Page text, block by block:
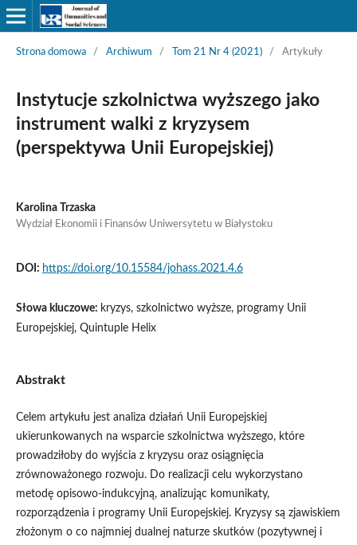
Strona domowa / Archiwum / Tom 21 Nr 4 (2021) / Artykuły
Instytucje szkolnictwa wyższego jako
instrument walki z kryzysem
(perspektywa Unii Europejskiej)
Karolina Trzaska
Wydział Ekonomii i Finansów Uniwersytetu w Białystoku
DOI: https://doi.org/10.15584/johass.2021.4.6
Słowa kluczowe: kryzys, szkolnictwo wyższe, programy Unii
Europejskiej, Quintuple Helix
Abstrakt
Celem artykułu jest analiza działań Unii Europejskiej
ukierunkowanych na wsparcie szkolnictwa wyższego, które
prowadziłoby do wyjścia z kryzysu oraz osiągnięcia
zrównoważonego rozwoju. Do realizacji celu wykorzystano
metodę opisowo-indukcyjną, analizując komunikaty,
rozporządzenia i programy Unii Europejskiej. Kryzysy są zjawiskiem
złożonym o co najmniej dualnej naturze skutków (pozytywnej i